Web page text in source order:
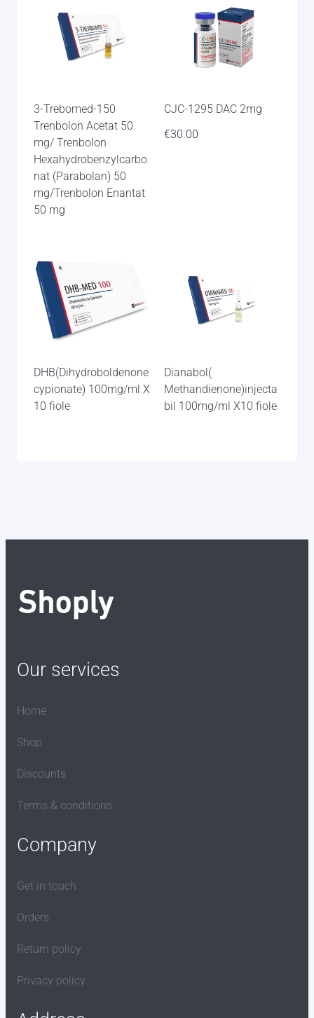
3-Trebomed-150
Trenbolon Acetat 50
mg/ Trenbolon
Hexahydrobenzylcarbo
nat (Parabolan) 50
mg/Trenbolon Enantat
50 mg
CJC-1295 DAC 2mg
€30.00
DHB(Dihydroboldenone
cypionate) 100mg/ml X
10 fiole
Dianabol(
Methandienone)injecta
bil 100mg/ml X10 fiole
Our services
Home
Shop
Discounts
Terms & conditions
Company
Get in touch
Orders
Return policy
Privacy policy